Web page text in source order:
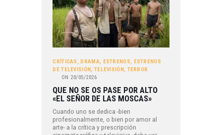
CRÍTICAS DRAMA ESTRENOS
ESTRENOS
DE TELEVISIÓN TELEVISIÓN, TERROR
ON 20/05/2026
QUE NO SE OS PASE POR ALTO
«EL SEÑOR DE LAS MOSCAS»
Cuando uno se dedica -bien
profesionalmente, o bien por amor al
arte- a la crítica y prescripción